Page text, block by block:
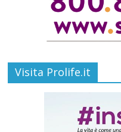
Visita Prolife.it